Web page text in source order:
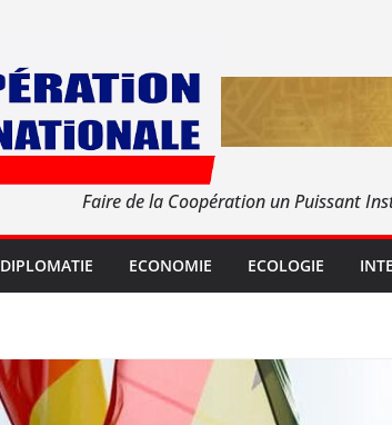
Faire de la Coopération un Puissant
DIPLOMATIE ECONOMIE ECOLOGIE